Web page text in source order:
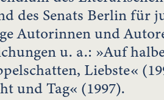
des Senats Berlin für
Autorinnen und
u. a.: »Auf
Liebste«
und Tag« (1997).